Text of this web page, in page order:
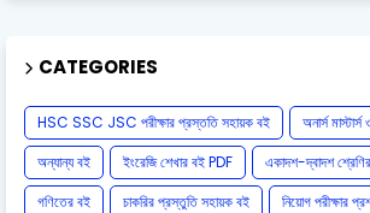
CATEGORIES
HSC SSC JSC পরীক্ষার প্রস্ততি সহায়ক বই
অনার্স
অন্যান্য বই
ইংরেজি শেখার বই PDF
একাদশ-দ্বাদশ
গণিতের বই
চাকরির প্রস্তুতি সহায়ক বই
নিয়োগ পরীক্ষার